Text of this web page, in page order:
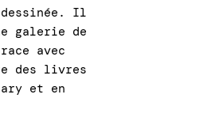
Il
galerie de
avec
des livres
et en